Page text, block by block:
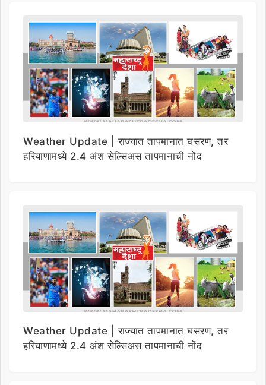
Weather Update | राज्यात तापमानात घसरण, तर
हरियाणामध्ये 2.4 अंश सेल्सिअस तापमानाची नोंद
Weather Update | राज्यात तापमानात घसरण, तर
हरियाणामध्ये 2.4 अंश सेल्सिअस तापमानाची नोंद